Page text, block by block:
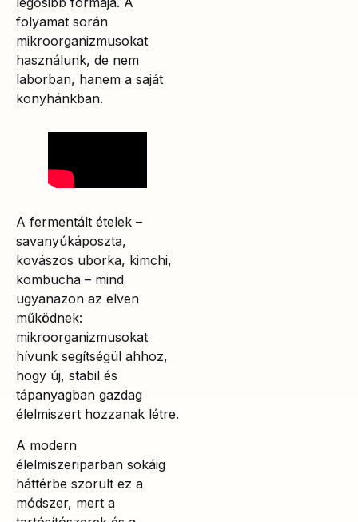
folyamat során
mikroorganizmusokat
használunk, de nem
laborban, hanem a saját
konyhánkban.
A fermentált ételek –
savanyúkáposzta,
kovászos uborka, kimchi,
kombucha – mind
ugyanazon az elven
működnek:
mikroorganizmusokat
hívunk segítségül ahhoz,
hogy új, stabil és
tápanyagban gazdag
élelmiszert hozzanak létre.
A modern
élelmiszeriparban sokáig
háttérbe szorult ez a
módszer, mert a